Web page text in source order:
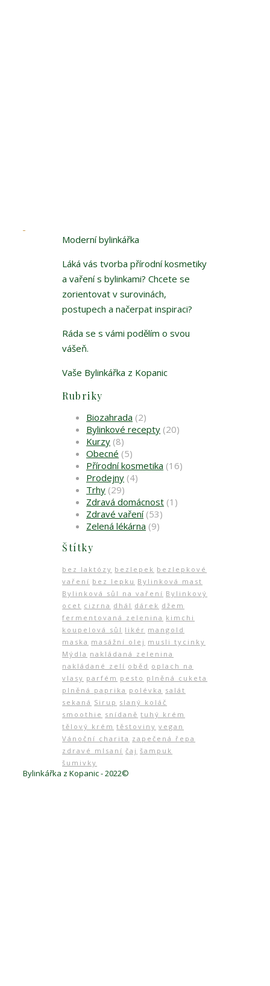
Moderní bylinkářka
Láká vás tvorba přírodní kosmetiky
a vaření s bylinkami? Chcete se
zorientovat v surovinách,
postupech a načerpat inspiraci?
Ráda se s vámi podělím o svou
vášeň.
Vaše Bylinkářka z Kopanic
Rubriky
Biozahrada (2)
Bylinkové recepty (20)
Kurzy (8)
Obecné (5)
Přírodní kosmetika (16)
Prodejny (4)
Trhy (29)
Zdravá domácnost (1)
Zdravé vaření(53)
Zelená lékárna (9)
Štítky
bez laktózy bezlepek bezlepkové
vaření bez lepku Bylinková mast
Bylinková sůl na vaření Bylinkový
ocet cizrna dhál dárek džem
fermentovaná zelenina kimchi
koupelová sůl likér mangold
maska masážní olej musli tycinky
Mýdla nakládaná zelenina
nakládané zelí oběd oplach na
vlasy parfém pesto plněná cuketa
plněná paprika polévka salát
sekaná Sirup slaný koláč
smoothie snídaně tuhý krém
tělový krém těstoviny vegan
Vánoční charita zapečená řepa
zdravé mlsaní čaj šampuk
šumivky
Bylinkářka z Kopanic - 2022©